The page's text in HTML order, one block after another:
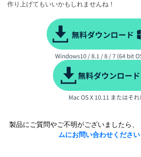
作り上げてもいいかもしれませんね！
製品にご質問やご不明がございましたら、
ムにお問い合わせくださ